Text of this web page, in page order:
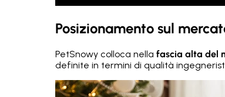
Posizionamento sul
PetSnowy colloca nellafascia alta del
definite in termini di qualità